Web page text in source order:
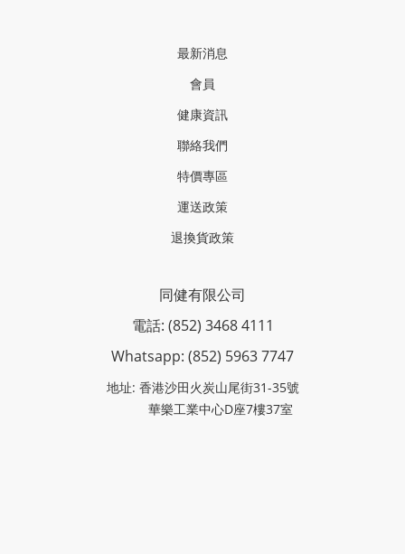
最新消息
會員
健康資訊
聯絡我們
特價專區
運送政策
退換貨政策
同健有限公司
電話: (852) 3468 4111
Whatsapp: (852) 5963 7747
地址: 香港沙田火炭山尾街31-35號
華樂工業中心D座7樓37室